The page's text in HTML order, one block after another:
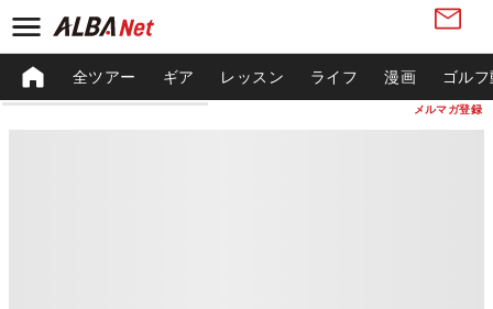
メルマガ登録
全ツアー ギア レッスン ライフ 漫画 ゴル